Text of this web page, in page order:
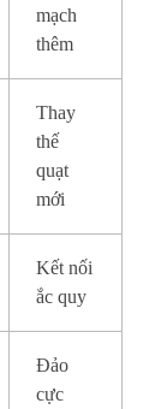
mạch
thêm
Thay
thế
quạt
mới
Kết nối
ắc quy
Đảo
cực